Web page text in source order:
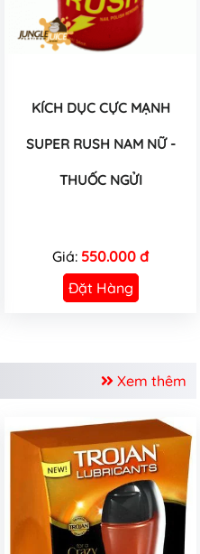
KÍCH DỤC CỰC MẠNH
SUPER RUSH NAM NỮ -
THUỐC NGỬI
Giá: 550.000 đ
Đặt Hàng
Xem thêm